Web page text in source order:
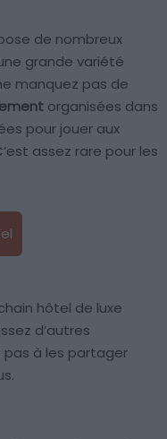
de nombreux
grande variété
manquez pas de
organisées dans
pour jouer aux
assez rare pour les
hôtel de luxe
d’autres
pas à les partager